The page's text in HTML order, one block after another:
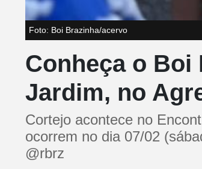
Foto: Boi Brazinha/acervo
Conheça o
Jardim, no
Cortejo acontece no
ocorrem no dia 07/02
@rbrz